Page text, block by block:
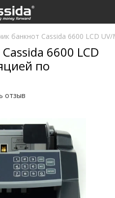
банкнот Cassida 6600 LCD
6600 LCD
по
отзыв